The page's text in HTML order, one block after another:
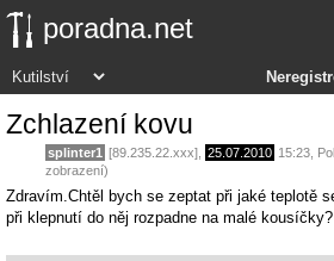
poradna.net
Zchlazení kovu
splinter1 [89.235.22.xxx], 25.07.2010 15:23
zobrazení)
Zdravím.Chtěl bych se zeptat při jaké teplotě
při klepnutí do něj rozpadne na malé kousíčky?